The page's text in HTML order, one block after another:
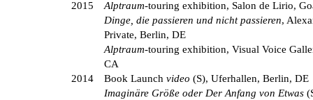
2015
Alptraum-touring exhibition, Salon de Lirio,
Dinge, die passieren und nicht passieren,
Private, Berlin, DE
Alptraum-touring exhibition, Visual Voice
CA
2014
Book Launch video (S), Uferhallen, Berlin, DE
Imaginäre Größe oder Der Anfang von Etwas